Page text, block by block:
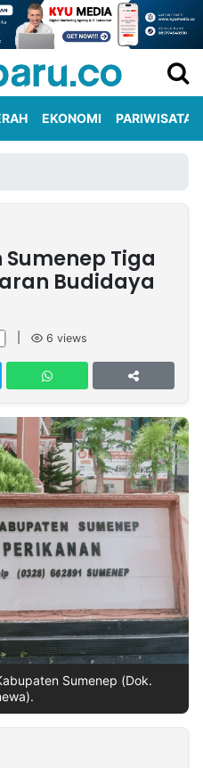
EKONOMI PARIWISATA
Tiga
Budidaya
6 views
Sumenep (Dok.